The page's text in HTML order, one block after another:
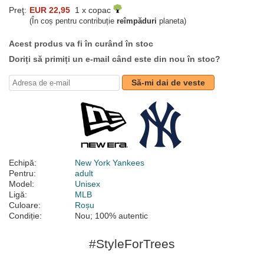
Preţ: EUR 22,95 1 x copac
(În coș pentru contribuție reîmpăduri planeta)
Acest produs va fi în curând în stoc
Doriți să primiți un e-mail când este din nou în stoc?
Să-mi dai de veste
Echipă:
New York Yankees
Pentru:
adult
Model:
Unisex
Ligă:
MLB
Culoare:
Roșu
Condiție:
Nou; 100% autentic
#StyleForTrees